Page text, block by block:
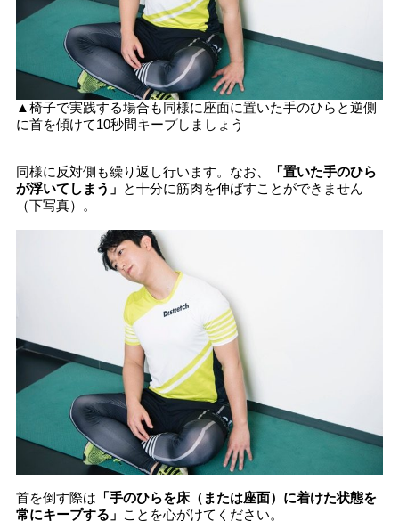
▲椅子で実践する場合も同様に座面に置いた手のひらと逆側
に首を傾けて10秒間キープしましょう
同様に反対側も繰り返し行います。なお、
「置いた手のひら
が浮いてしまう」 と十分に筋肉を伸ばすことができません
（下写真）。
首を倒す際は 「手のひらを床（または座面）に着けた状態を
常にキープする」 ことを心がけてください。